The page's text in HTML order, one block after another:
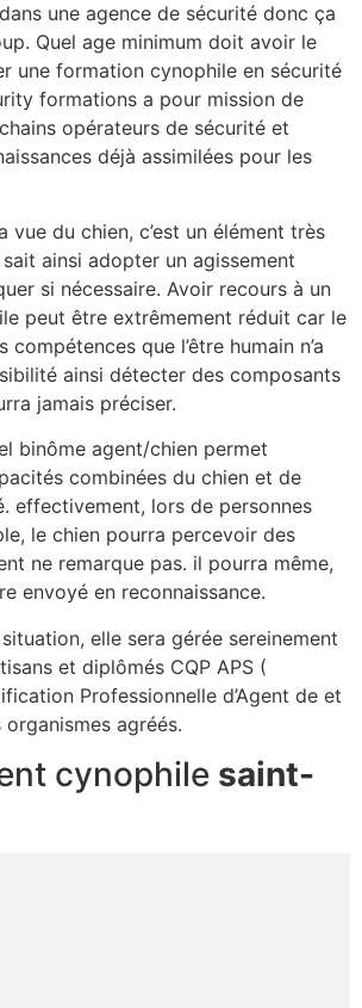
une agence de sécurité donc ça
Quel age minimum doit avoir le
une formation cynophile en sécurité
formations a pour mission de
opérateurs de sécurité et
déjà assimilées pour les
vue du chien, c’est un élément très
ainsi adopter un agissement
si nécessaire. Avoir recours à un
peut être extrêmement réduit car le
compétences que l’être humain n’a
ainsi détecter des composants
jamais préciser.
binôme agent/chien permet
combinées du chien et de
effectivement, lors de personnes
le chien pourra percevoir des
ne remarque pas. il pourra même,
envoyé en reconnaissance.
elle sera gérée sereinement
et diplômés CQP APS (
Professionnelle d’Agent de et
agréés.
cynophile saint-